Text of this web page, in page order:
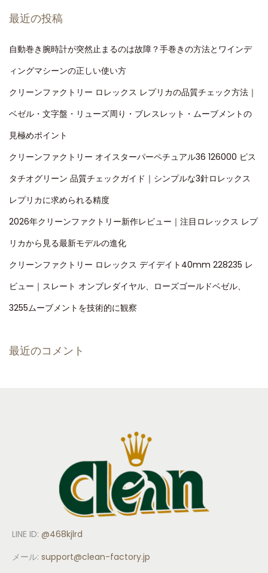
最近の投稿
自動巻き腕時計が突然止まるのは故障？手巻きの方法とワインデ
ィングマシーンの正しい使い方
クリーンファクトリー ロレックス レプリカの品質チェック方法｜
ベゼル・文字盤・リューズ周り・ブレスレット・ムーブメントの
見極めポイント
クリーンファクトリー オイスターパーペチュアル36 126000 ピス
タチオグリーン 品質チェックガイド｜シンプルな3針ロレックス
レプリカに求められる精度
2026年クリーンファクトリー新作レビュー｜注目ロレックス レプ
リカから見る最新モデルの進化
クリーンファクトリー ロレックス デイデイト40mm 228235 レ
ビュー｜スレート オンブレダイヤル、ローズゴールドベゼル、
3255ムーブメントを技術的に観察
最近のコメント
LINE ID: @468kjlrd
メール: support@clean-factory.jp